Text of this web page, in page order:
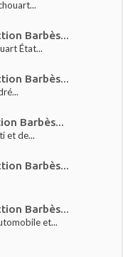
Barbès...
État...
Barbès...
Barbès...
et de...
Barbès...
Barbès...
et...